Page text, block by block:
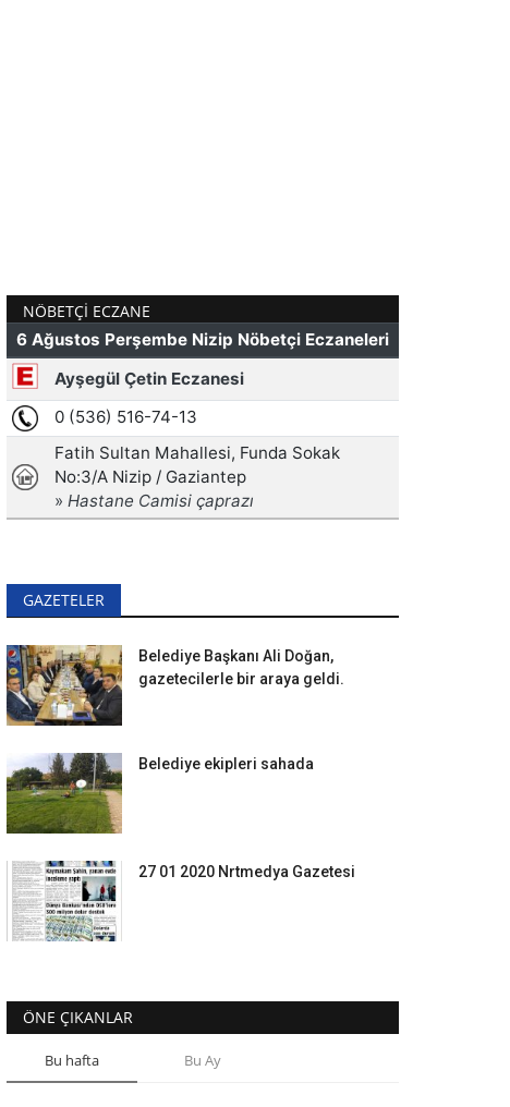
NÖBETÇI ECZANE
GAZETELER
Belediye Başkanı Ali Doğan,
gazetecilerle bir araya geldi.
Belediye ekipleri sahada
27 01 2020 Nrtmedya Gazetesi
ÖNE ÇIKANLAR
Bu hafta Bu Ay